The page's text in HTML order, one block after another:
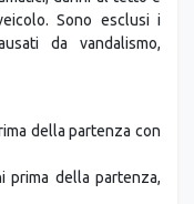
della partenza con
prima della partenza,
della partenza,